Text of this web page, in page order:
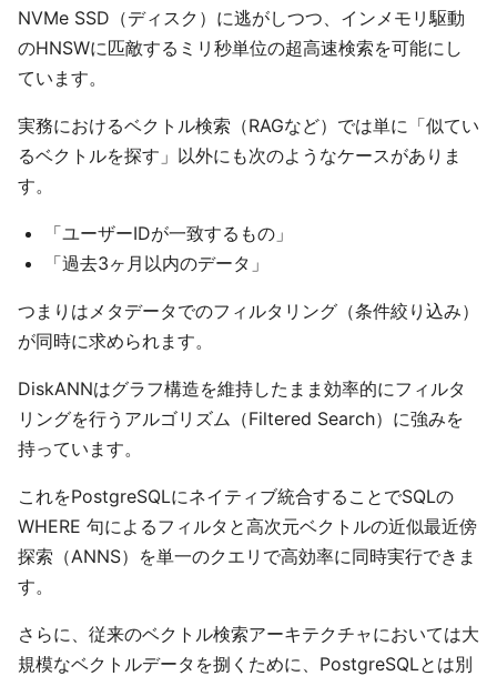
NVMe SSD（ディスク）に逃がしつつ、インメモリ駆動
のHNSWに匹敵するミリ秒単位の超高速検索を可能にし
ています。
実務におけるベクトル検索（RAGなど）では単に「似てい
るベクトルを探す」以外にも次のようなケースがありま
す。
「ユーザーIDが一致するもの」
「過去3ヶ月以内のデータ」
つまりはメタデータでのフィルタリング（条件絞り込み）
が同時に求められます。
DiskANNはグラフ構造を維持したまま効率的にフィルタ
リングを行うアルゴリズム（Filtered Search）に強みを
持っています。
これをPostgreSQLにネイティブ統合することでSQLの
WHERE 句によるフィルタと高次元ベクトルの近似最近傍
探索（ANNS）を単一のクエリで高効率に同時実行できま
す。
さらに、従来のベクトル検索アーキテクチャにおいては大
規模なベクトルデータを捌くために、PostgreSQLとは別